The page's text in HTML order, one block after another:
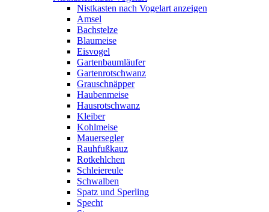
Nistkasten nach Vogelart anzeigen
Amsel
Bachstelze
Blaumeise
Eisvogel
Gartenbaumläufer
Gartenrotschwanz
Grauschnäpper
Haubenmeise
Hausrotschwanz
Kleiber
Kohlmeise
Mauersegler
Rauhfußkauz
Rotkehlchen
Schleiereule
Schwalben
Spatz und Sperling
Specht